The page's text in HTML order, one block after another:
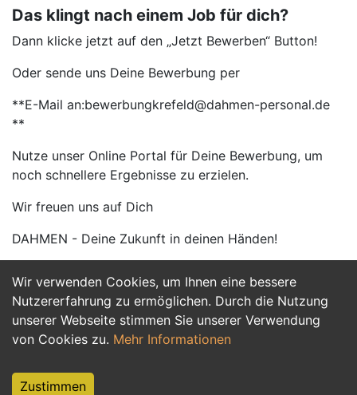
Wir verwenden Cookies, um Ihnen eine bessere
Nutzererfahrung zu ermöglichen. Durch die Nutzung
unserer Webseite stimmen Sie unserer Verwendung
von Cookies zu. Mehr Informationen
Zustimmen
Das klingt nach einem Job für dich?
Dann klicke jetzt auf den „Jetzt Bewerben“ Button!
Oder sende uns Deine Bewerbung per
**E-Mail an:bewerbungkrefeld@dahmen-personal.de
**
Nutze unser Online Portal für Deine Bewerbung, um
noch schnellere Ergebnisse zu erzielen.
Wir freuen uns auf Dich
DAHMEN - Deine Zukunft in deinen Händen!
Jetzt Bewerben